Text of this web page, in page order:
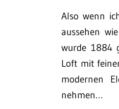
Also wenn
aussehen
wurde 1884
Loft mit
modernen
nehmen…